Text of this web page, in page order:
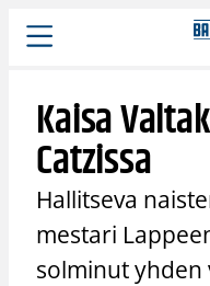
Siirry
sisältöön
Kaisa
Catzissa
Hallitseva
mestari
solminut yhden